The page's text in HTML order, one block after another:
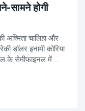
सामने होगी
अश्मिता चालिहा और
डॉलर इनामी कोरिया
के सेमीफाइनल में ...